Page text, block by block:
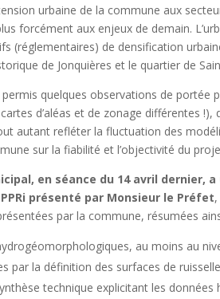
urbaine de la commune aux
forcément aux enjeux de demain.
(réglementaires) de densification
de Jonquières et le quartier de
quelques observations de portée
d’aléas et de zonage différentes
autant refléter la fluctuation des
sur la fiabilité et l’objectivité du
en séance du 14 avril dernier,
présenté par Monsieur le Préfet
par la commune, résumées
au moins au
par la définition des surfaces de
technique explicitant les